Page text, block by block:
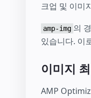
크업 및 이미
amp-img 의
있습니다. 이
이미지
AMP